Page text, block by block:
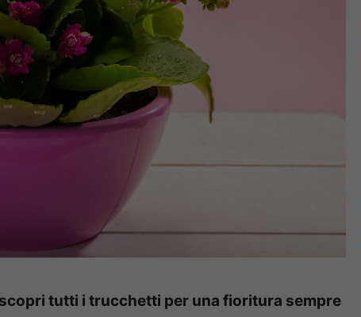
tutti i trucchetti per una fioritura sempre